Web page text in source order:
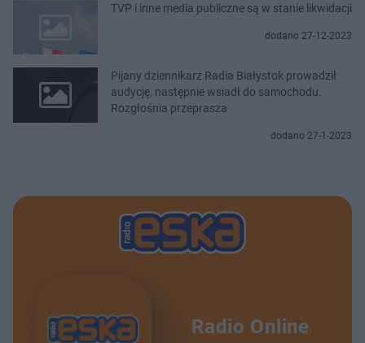
TVP i inne media publiczne są w stanie likwidacji
dodano 27-12-2023
Pijany dziennikarz Radia Białystok prowadził
audycję, następnie wsiadł do samochodu.
Rozgłośnia przeprasza
dodano 27-1-2023
Radio Online